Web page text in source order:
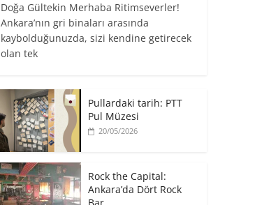
Doğa Gültekin Merhaba Ritimseverler!
Ankara’nın gri binaları arasında
kaybolduğunuzda, sizi kendine getirecek
olan tek
Pullardaki tarih: PTT
Pul Müzesi
20/05/2026
Rock the Capital:
Ankara’da Dört Rock